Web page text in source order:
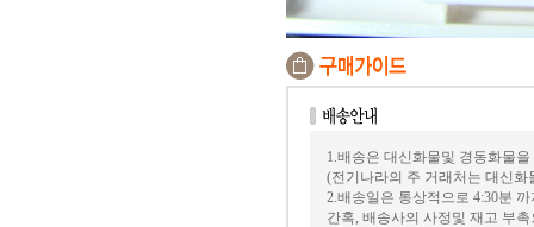
1.배송은 대신화물및 경동화물
(전기나라의 주 거래처는 대신화
2.배송일은 통상적으로 4:30분
간혹, 배송사의 사정및 재고 부